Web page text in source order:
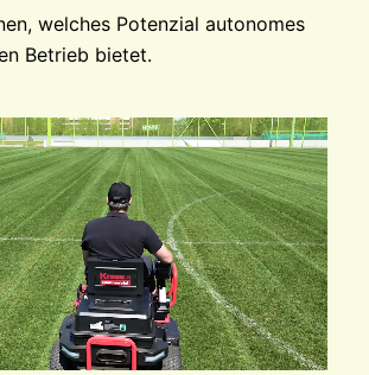
welches Potenzial autonomes
Betrieb bietet.